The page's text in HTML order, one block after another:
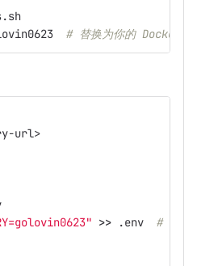
# 替换为你的 Docker
url>
>> .env # 替换